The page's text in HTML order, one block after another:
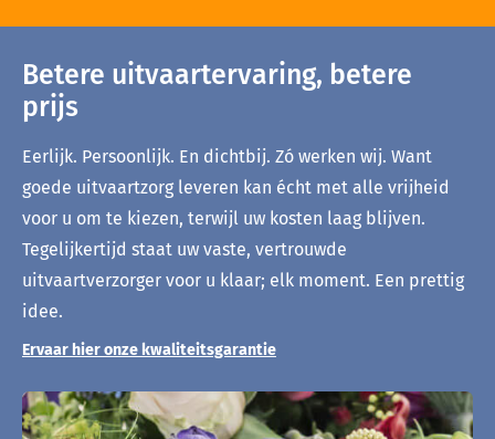
Betere uitvaartervaring, betere
prijs
Eerlijk. Persoonlijk. En dichtbij. Zó werken wij. Want
goede uitvaartzorg leveren kan écht met alle vrijheid
voor u om te kiezen, terwijl uw kosten laag blijven.
Tegelijkertijd staat uw vaste, vertrouwde
uitvaartverzorger voor u klaar; elk moment. Een prettig
idee.
Ervaar hier onze kwaliteitsgarantie